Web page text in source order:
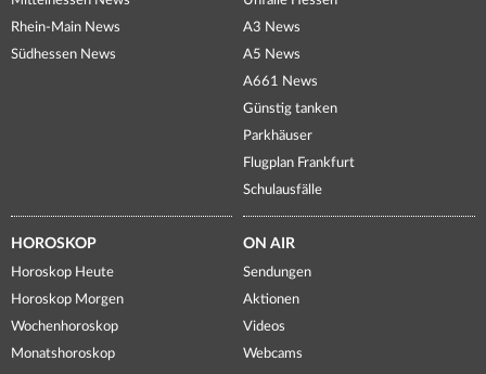
Rhein-Main News
Südhessen News
A3 News
A5 News
A661 News
Günstig tanken
Parkhäuser
Flugplan Frankfurt
Schulausfälle
HOROSKOP
Horoskop Heute
Horoskop Morgen
Wochenhoroskop
Monatshoroskop
ON AIR
Sendungen
Aktionen
Videos
Webcams